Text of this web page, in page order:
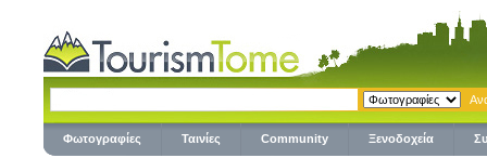
Φωτογραφίες Ταινίες Community Ξενοδοχεία